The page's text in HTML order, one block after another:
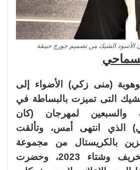
الأسود الشيك من تصميم جورج حبيقة
(منى زكي) الأضواء إلى
الشيك التى تميزت بالبساطة في
والسبعين لمهرجان (كان
الذي انتهى أمس، وتألقت
بالكريستال من مجموعة
(جورج حبيقة) لخريف وشتاء 2023، وحضرت